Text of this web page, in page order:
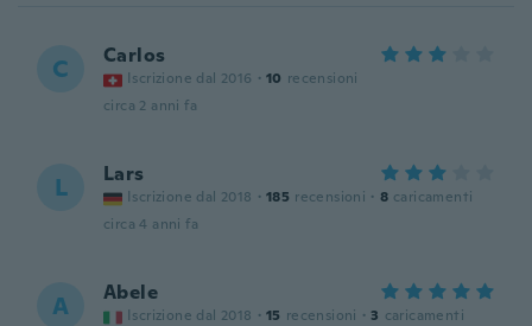
C Carlos
Iscrizione dal 2016 · 10 recensioni
circa 2 anni fa
L Lars
Iscrizione dal 2018 · 185 recensioni · 8 caricamenti
circa 4 anni fa
A Abele
Iscrizione dal 2018 · 15 recensioni · 3 caricamenti